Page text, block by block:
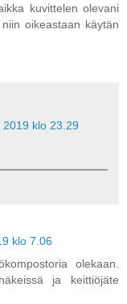
kuvittelen olevani
oikeastaan käytän
klo 23.29
klo 7.06
olekaan.
ja keittiöjäte